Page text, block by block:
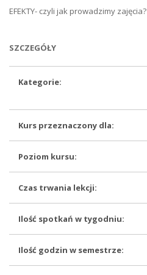
EFEKTY- czyli jak prowadzimy zajęcia?
SZCZEGÓŁY
Kategorie:
Kurs przeznaczony dla:
Poziom kursu:
Czas trwania lekcji:
Ilość spotkań w tygodniu:
Ilość godzin w semestrze: